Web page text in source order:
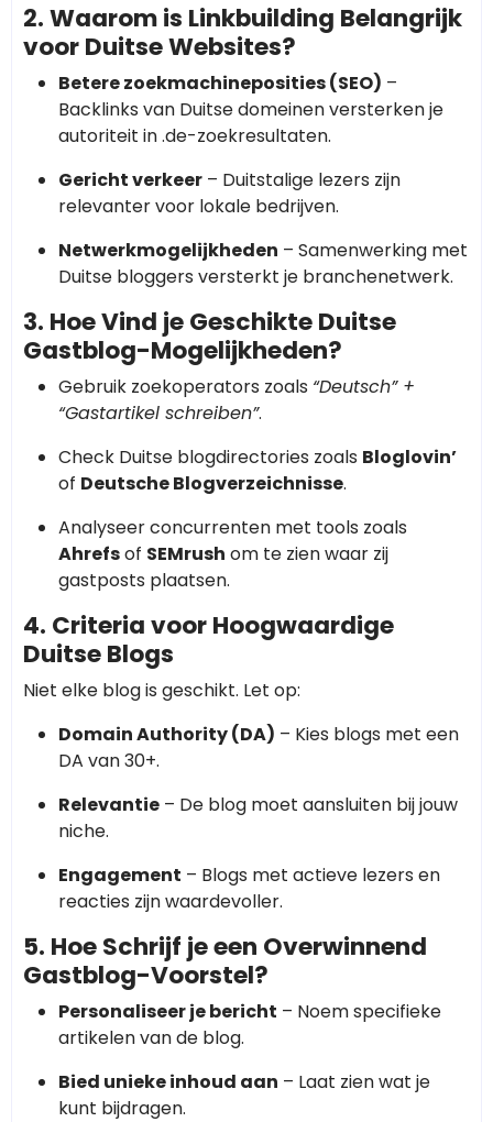
2. Waarom is Linkbuilding Belangrijk
voor Duitse Websites?
Betere zoekmachineposities (SEO) –
Backlinks van Duitse domeinen versterken je
autoriteit in .de-zoekresultaten.
Gericht verkeer – Duitstalige lezers zijn
relevanter voor lokale bedrijven.
Netwerkmogelijkheden – Samenwerking met
Duitse bloggers versterkt je branchenetwerk.
3. Hoe Vind je Geschikte Duitse
Gastblog-Mogelijkheden?
Gebruik zoekoperators zoals “Deutsch” +
“Gastartikel schreiben”.
Check Duitse blogdirectories zoals Bloglovin’
of Deutsche Blogverzeichnisse.
Analyseer concurrenten met tools zoals
Ahrefsof SEMrush om te zien waar zij
gastposts plaatsen.
4. Criteria voor Hoogwaardige
Duitse Blogs
Niet elke blog is geschikt. Let op:
Domain Authority (DA) – Kies blogs met een
DA van 30+.
Relevantie – De blog moet aansluiten bij jouw
niche.
Engagement – Blogs met actieve lezers en
reacties zijn waardevoller.
5. Hoe Schrijf je een Overwinnend
Gastblog-Voorstel?
Personaliseer je bericht – Noem specifieke
artikelen van de blog.
Bied unieke inhoud aan – Laat zien wat je
kunt bijdragen.